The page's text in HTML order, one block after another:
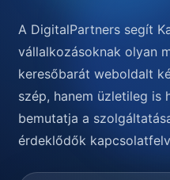
A DigitalPartners segít
vállalkozásoknak olyan
keresőbarát weboldalt
szép, hanem üzletileg is
bemutatja a
érdeklődők